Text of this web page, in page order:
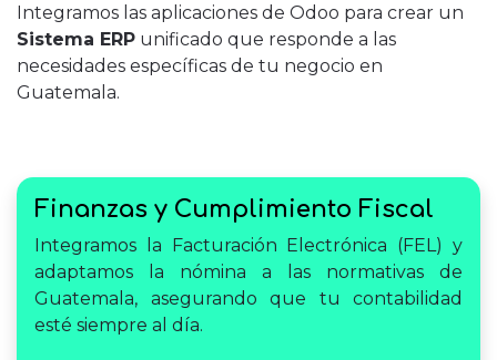
Integramos las aplicaciones de Odoo para crear un
Sistema ERP unificado que responde a las
necesidades específicas de tu negocio en
Guatemala.
Finanzas y Cumplimiento Fiscal
Integramos la Facturación Electrónica (FEL) y
adaptamos la nómina a las normativas de
Guatemala, asegurando que tu contabilidad
esté siempre al día.